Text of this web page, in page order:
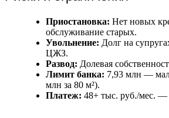
Приостановка: Нет новых
обслуживание старых.
Увольнение: Долг на
ЦЖЗ.
Развод: Долевая
Лимит банка: 7,93 млн —
млн за 80 м²).
Платеж: 48+ тыс. руб./мес. —